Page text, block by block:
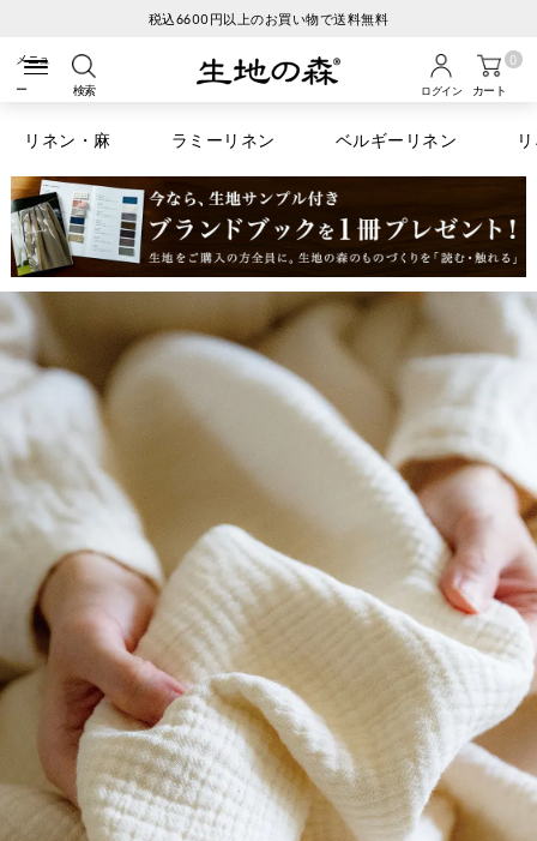
生地の森へようこそ
検索 ログイン カート
0
リネン・麻 ラミーリネン ベルギーリネン